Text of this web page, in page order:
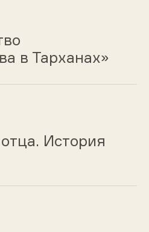
в Тарханах»
История